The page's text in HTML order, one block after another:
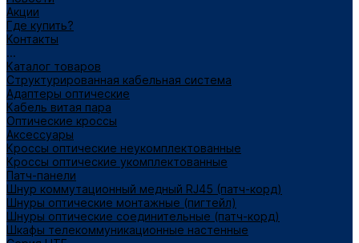
Акции
Где купить?
Контакты
...
Каталог товаров
Структурированная кабельная система
Адаптеры оптические
Кабель витая пара
Оптические кроссы
Аксессуары
Кроссы оптические неукомплектованные
Кроссы оптические укомплектованные
Патч-панели
Шнур коммутационный медный RJ45 (патч-корд)
Шнуры оптические монтажные (пигтейл)
Шнуры оптические соединительные (патч-корд)
Шкафы телекоммуникационные настенные